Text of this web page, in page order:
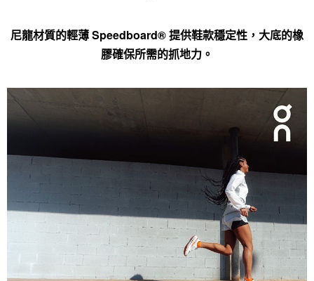
尼龍材質的輕薄 Speedboard® 提供鞋款穩定性，大底的橡
膠確保所需的抓地力。